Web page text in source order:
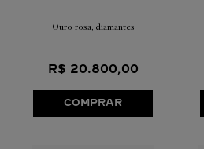
Ouro rosa, diamantes
R$ 20.800,00
COMPRAR